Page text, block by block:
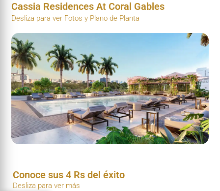
Cassia Residences At Coral Gables
Desliza para ver Fotos y Plano de Planta
Conoce sus 4 Rs del éxito
Desliza para ver más